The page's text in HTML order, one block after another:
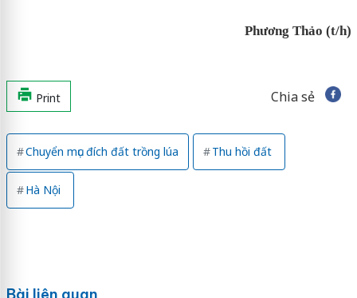
Phương Thảo (t/h)
Print Chia sẻ
Chuyển mục đích đất trồng lúa Thu hồi đất
Hà Nội
Bài liên quan